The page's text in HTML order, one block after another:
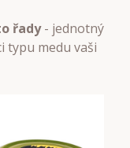
řady- jednotný
typu medu vaši